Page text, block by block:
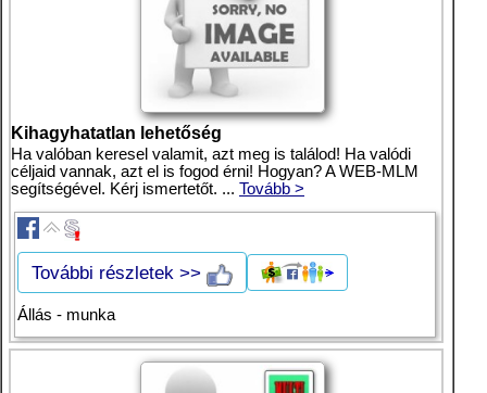
Kihagyhatatlan lehetőség
Ha valóban keresel valamit, azt meg is találod! Ha valódi
céljaid vannak, azt el is fogod érni! Hogyan? A WEB-MLM
segítségével. Kérj ismertetőt. ... Tovább >
További részletek >>
Állás - munka